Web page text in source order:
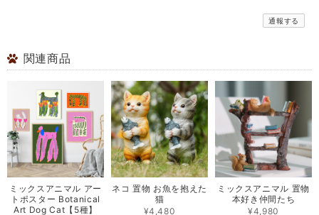
通報する
関連商品
ミックスアニマル アー
トポスター Botanical
Art Dog Cat【5種】
ネコ 置物 お魚を抱えた
猫
¥4,480
ミックスアニマル 置物
本好き仲間たち
¥4,980